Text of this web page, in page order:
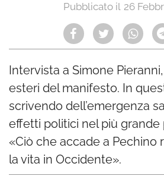
26
Intervista a Simone
esteri del manifesto. In
scrivendo dell’emergenza
effetti politici nel più grande
«Ciò che accade a Pechino
la vita in Occidente».